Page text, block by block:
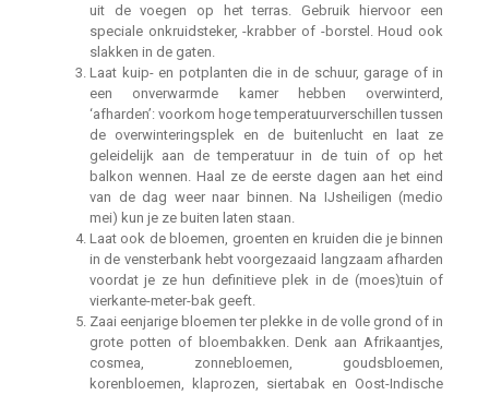
uit de voegen op het terras. Gebruik hiervoor een
speciale onkruidsteker, -krabber of -borstel. Houd ook
slakken in de gaten.
Laat kuip- en potplanten die in de schuur, garage of in
een onverwarmde kamer hebben overwinterd,
‘afharden’: voorkom hoge temperatuurverschillen tussen
de overwinteringsplek en de buitenlucht en laat ze
geleidelijk aan de temperatuur in de tuin of op het
balkon wennen. Haal ze de eerste dagen aan het eind
van de dag weer naar binnen. Na IJsheiligen (medio
mei) kun je ze buiten laten staan.
Laat ook de bloemen, groenten en kruiden die je binnen
in de vensterbank hebt voorgezaaid langzaam afharden
voordat je ze hun definitieve plek in de (moes)tuin of
vierkante-meter-bak geeft.
Zaai eenjarige bloemen ter plekke in de volle grond of in
grote potten of bloembakken. Denk aan Afrikaantjes,
cosmea, zonnebloemen, goudsbloemen,
korenbloemen, klaprozen, siertabak en Oost-Indische